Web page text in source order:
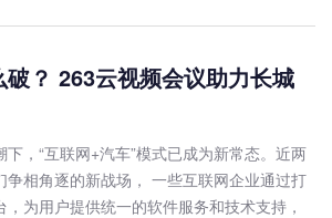
？ 263云视频会议助力长城
，“互联网+汽车”模式已成为新常态。近两
争相角逐的新战场， 一些互联网企业通过打
为用户提供统一的软件服务和技术支持，